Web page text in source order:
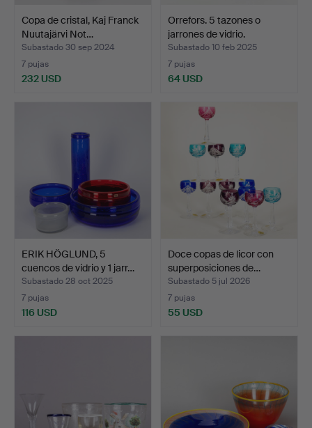
Copa de cristal, Kaj Franck
Nuutajärvi Not…
Subastado 30 sep 2024
7 pujas
232 USD
Orrefors. 5 tazones o
jarrones de vidrio.
Subastado 10 feb 2025
7 pujas
64 USD
ERIK HÖGLUND, 5
cuencos de vidrio y 1 jarr…
Subastado 28 oct 2025
7 pujas
116 USD
Doce copas de licor con
superposiciones de…
Subastado 5 jul 2026
7 pujas
55 USD